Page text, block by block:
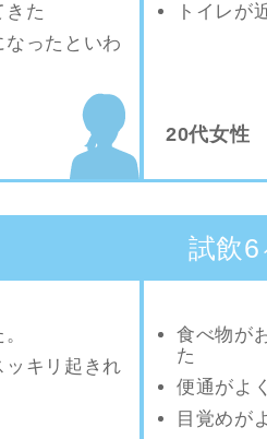
きた
ったといわ
トイレが
20代女性
試飲
キリ起きれ
食べ物が
た
便通がよ
目覚めが